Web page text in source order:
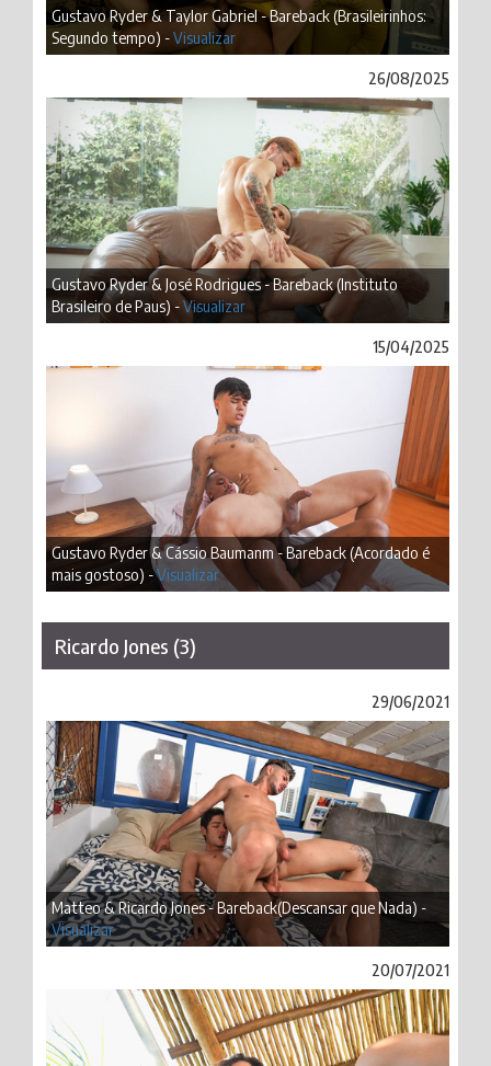
Gustavo Ryder & Taylor Gabriel - Bareback (Brasileirinhos:
Segundo tempo) -Visualizar
26/08/2025
Gustavo Ryder & José Rodrigues - Bareback (Instituto
Brasileiro de Paus) -Visualizar
15/04/2025
Gustavo Ryder & Cássio Baumanm - Bareback (Acordado é
mais gostoso) -Visualizar
Ricardo Jones (3)
29/06/2021
Matteo & Ricardo Jones - Bareback(Descansar que Nada) -
Visualizar
20/07/2021